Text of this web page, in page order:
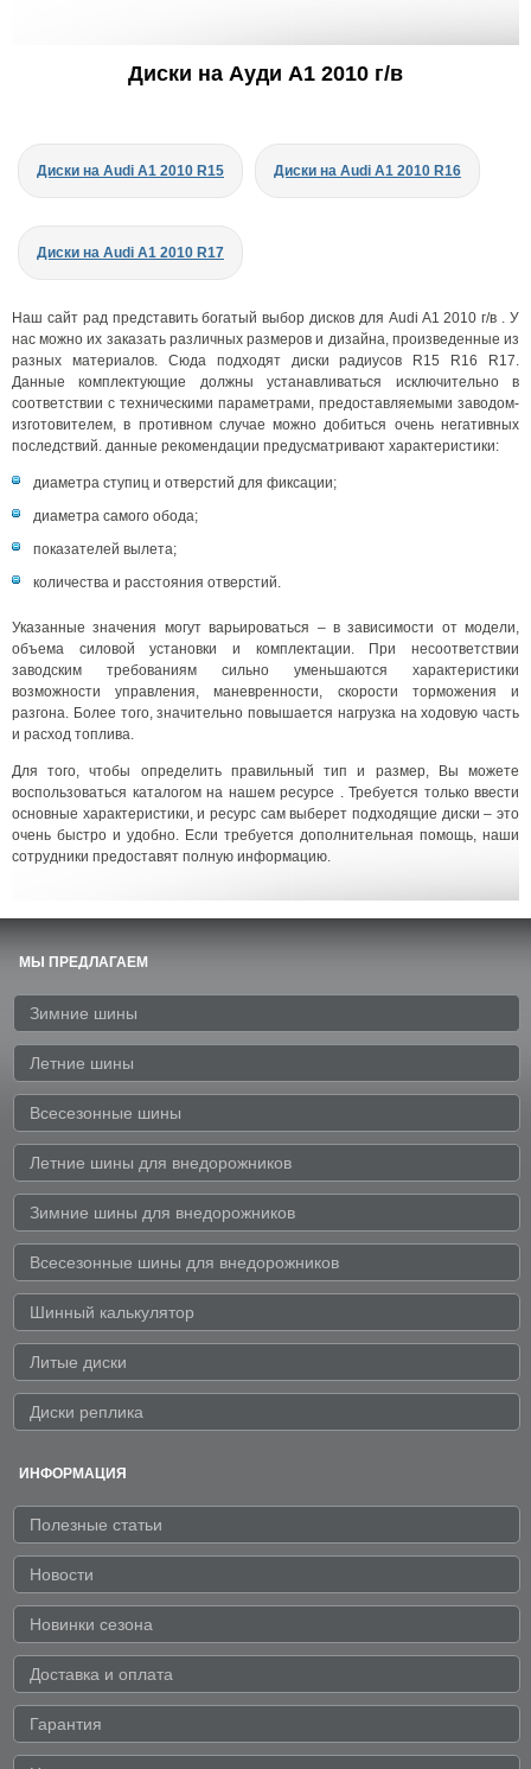
Диски на Ауди A1 2010 г/в
Диски на Audi A1 2010 R15 Диски на Audi A1 2010 R16
Диски на Audi A1 2010 R17
Наш сайт рад представить богатый выбор дисков для Audi A1 2010 г/в . У
нас можно их заказать различных размеров и дизайна, произведенные из
разных материалов. Сюда подходят диски радиусов R15 R16 R17.
Данные комплектующие должны устанавливаться исключительно в
соответствии с техническими параметрами, предоставляемыми заводом-
изготовителем, в противном случае можно добиться очень негативных
последствий. данные рекомендации предусматривают характеристики:
диаметра ступиц и отверстий для фиксации;
диаметра самого обода;
показателей вылета;
количества и расстояния отверстий.
Указанные значения могут варьироваться – в зависимости от модели,
объема силовой установки и комплектации. При несоответствии
заводским требованиям сильно уменьшаются характеристики
возможности управления, маневренности, скорости торможения и
разгона. Более того, значительно повышается нагрузка на ходовую часть
и расход топлива.
Для того, чтобы определить правильный тип и размер, Вы можете
воспользоваться каталогом на нашем ресурсе . Требуется только ввести
основные характеристики, и ресурс сам выберет подходящие диски – это
очень быстро и удобно. Если требуется дополнительная помощь, наши
сотрудники предоставят полную информацию.
МЫ ПРЕДЛАГАЕМ
Зимние шины
Летние шины
Всесезонные шины
Летние шины для внедорожников
Зимние шины для внедорожников
Всесезонные шины для внедорожников
Шинный калькулятор
Литые диски
Диски реплика
ИНФОРМАЦИЯ
Полезные статьи
Новости
Новинки сезона
Доставка и оплата
Гарантия